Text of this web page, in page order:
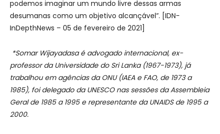
podemos imaginar um mundo livre dessas armas
desumanas como um objetivo alcançável”. [IDN-
InDepthNews – 05 de fevereiro de 2021]
*Somar Wijayadasa é advogado internacional, ex-
professor da Universidade do Sri Lanka (1967-1973), já
trabalhou em agências da ONU (IAEA e FAO, de 1973 a
1985), foi delegado da UNESCO nas sessões da Assembleia
Geral de 1985 a 1995 e representante da UNAIDS de 1995 a
2000.